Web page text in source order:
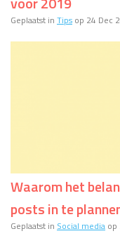
Geplaatst in Tips op 24 Dec
Waarom het
posts in te
Geplaatst in Social media op